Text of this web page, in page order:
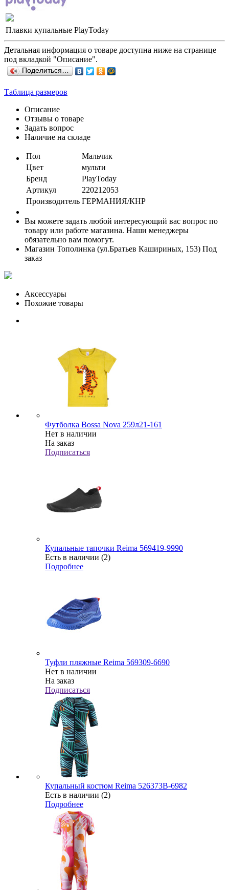
Плавки купальные PlayToday
Детальная информация о товаре доступна ниже на странице
под вкладкой "Описание".
Поделиться…
Таблица размеров
Описание
Отзывы о товаре
Задать вопрос
Наличие на складе
Пол
Мальчик
Цвет
мульти
Бренд
PlayToday
Артикул
220212053
Производитель ГЕРМАНИЯ/КНР
Вы можете задать любой интересующий вас вопрос по
товару или работе магазина. Наши менеджеры
обязательно вам помогут.
Магазин Тополинка (ул.Братьев Кашириных, 153) Под
заказ
Аксессуары
Похожие товары
Футболка Bossa Nova 259л21-161
Нет в наличии
На заказ
Подписаться
Купальные тапочки Reima 569419-9990
Есть в наличии (2)
Подробнее
Туфли пляжные Reima 569309-6690
Нет в наличии
На заказ
Подписаться
Купальный костюм Reima 526373В-6982
Есть в наличии (2)
Подробнее